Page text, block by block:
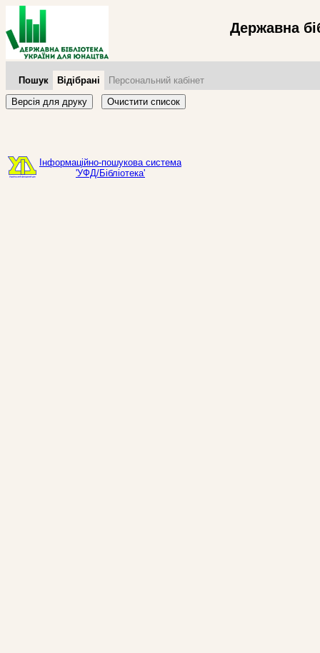
Державна
Пошук Відібрані
Персональний кабінет
Версія для друку
Очистити список
Інформаційно-пошукова система
'УФД/Бібліотека'